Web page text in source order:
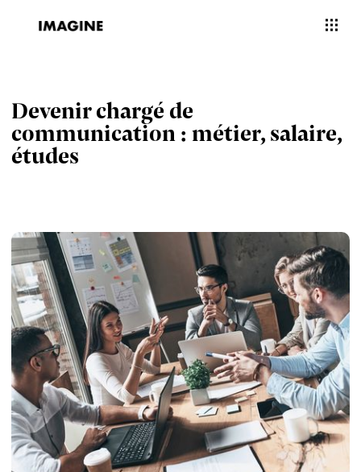
Devenir chargé de
communication : métier, salaire,
études